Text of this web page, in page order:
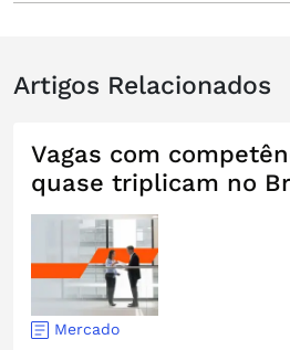
Artigos Relacionados
Vagas com
quase triplicam no
Mercado